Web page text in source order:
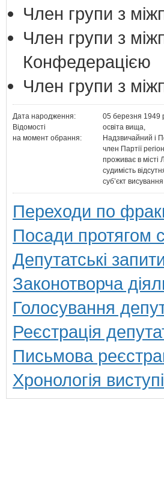
Член групи з
Член групи з
Конфедерацією
Член групи з
Дата народження:
05 березня 1949
Відомості
на момент обрання:
освіта вища,
Надзвичайний і
член Партії
проживає в місті
судимість
суб’єкт
Переходи по
Посади протягом
Депутатські
Законотворча
Голосування
Реєстрація
Письмова
Хронологія